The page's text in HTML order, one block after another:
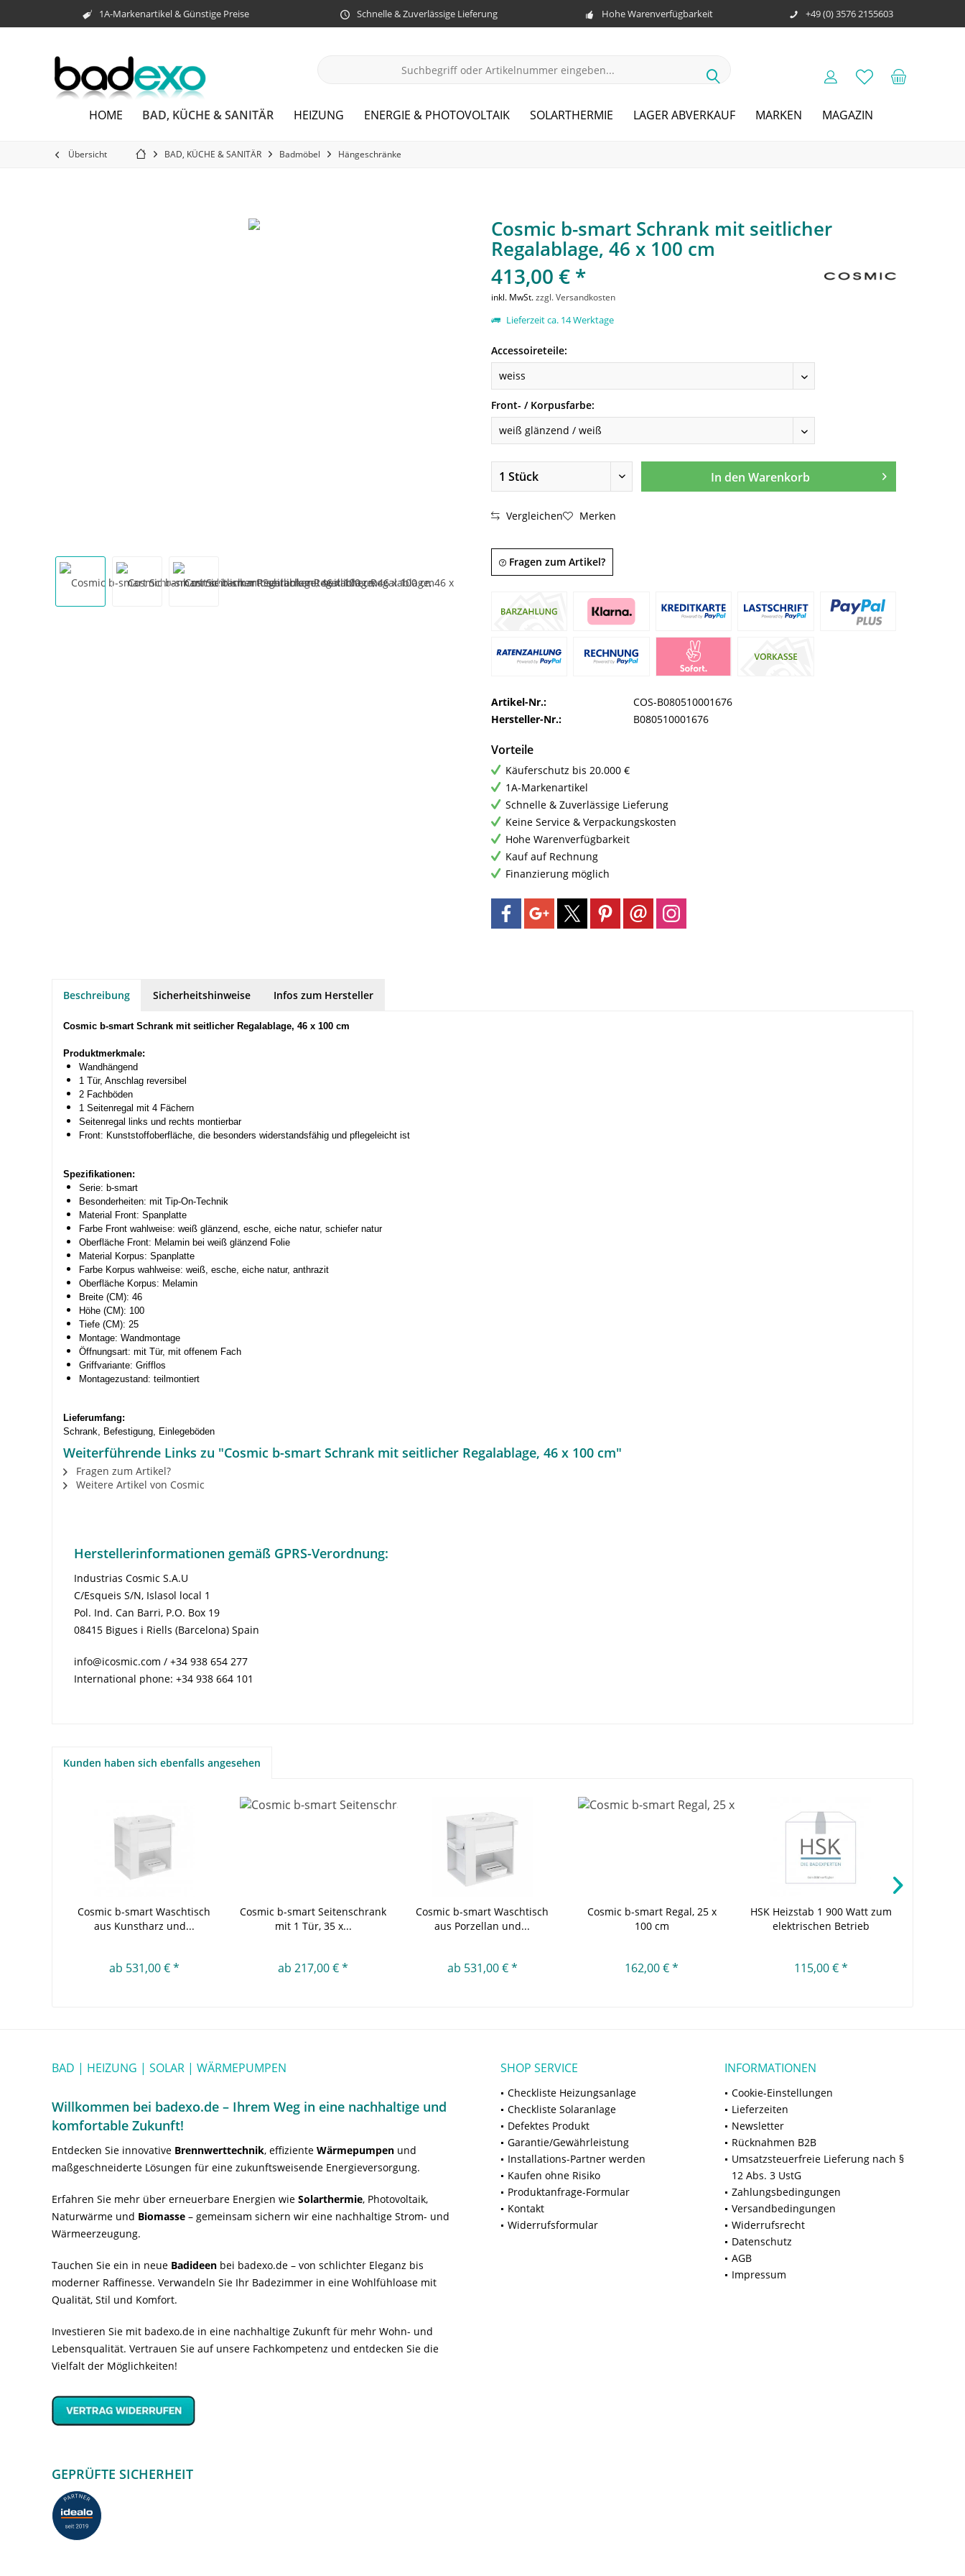
1A-Markenartikel & Günstige Preise Schnelle & Zuverlässige Lieferung Hohe Warenverfügbarkeit +49 (0) 3576 2155603
HOME BAD, KÜCHE & SANITÄR HEIZUNG ENERGIE & PHOTOVOLTAIK SOLARTHERMIE LAGER ABVERKAUF MARKEN MAGAZIN
Übersicht BAD, KÜCHE & SANITÄR Badmöbel Hängeschränke
Cosmic b-smart Schrank mit seitlicher
Regalablage, 46 x 100 cm
413,00 € *
inkl. MwSt.zzgl. Versandkosten
Lieferzeit ca. 14 Werktage
Accessoireteile:
Front- / Korpusfarbe:
In den Warenkorb
Vergleichen Merken
Fragen zum Artikel?
Artikel-Nr.:
COS-B080510001676
Hersteller-Nr.:
B080510001676
Vorteile
Käuferschutz bis 20.000 €
1A-Markenartikel
Schnelle & Zuverlässige Lieferung
Keine Service & Verpackungskosten
Hohe Warenverfügbarkeit
Kauf auf Rechnung
Finanzierung möglich
Beschreibung Sicherheitshinweise Infos zum Hersteller
Cosmic b-smart Schrank mit seitlicher Regalablage, 46 x 100 cm
Produktmerkmale:
Wandhängend
1 Tür, Anschlag reversibel
2 Fachböden
1 Seitenregal mit 4 Fächern
Seitenregal links und rechts montierbar
Front: Kunststoffoberfläche, die besonders widerstandsfähig und pflegeleicht ist
Spezifikationen:
Serie: b-smart
Besonderheiten: mit Tip-On-Technik
Material Front: Spanplatte
Farbe Front wahlweise: weiß glänzend, esche, eiche natur, schiefer natur
Oberfläche Front: Melamin bei weiß glänzend Folie
Material Korpus: Spanplatte
Farbe Korpus wahlweise: weiß, esche, eiche natur, anthrazit
Oberfläche Korpus: Melamin
Breite (CM): 46
Höhe (CM): 100
Tiefe (CM): 25
Montage: Wandmontage
Öffnungsart: mit Tür, mit offenem Fach
Griffvariante: Grifflos
Montagezustand: teilmontiert
Lieferumfang:
Schrank, Befestigung, Einlegeböden
Weiterführende Links zu "Cosmic b-smart Schrank mit seitlicher Regalablage, 46 x 100 cm"
Fragen zum Artikel?
Weitere Artikel von Cosmic
Herstellerinformationen gemäß GPRS-Verordnung:
Industrias Cosmic S.A.U
C/Esqueis S/N, Islasol local 1
Pol. Ind. Can Barri, P.O. Box 19
08415 Bigues i Riells (Barcelona) Spain
info@icosmic.com / +34 938 654 277
International phone: +34 938 664 101
Kunden haben sich ebenfalls angesehen
Cosmic b-smart Waschtisch
aus Kunstharz und...
ab 531,00 € *
Cosmic b-smart Seitenschrank
mit 1 Tür, 35 x...
ab 217,00 € *
Cosmic b-smart Waschtisch
aus Porzellan und...
ab 531,00 € *
Cosmic b-smart Regal, 25 x
100 cm
162,00 € *
HSK Heizstab 1 900 Watt zum
elektrischen Betrieb
115,00 € *
BAD | HEIZUNG | SOLAR | WÄRMEPUMPEN
Willkommen bei badexo.de – Ihrem Weg in eine nachhaltige und
komfortable Zukunft!
Entdecken Sie innovative Brennwerttechnik, effiziente Wärmepumpen und
maßgeschneiderte Lösungen für eine zukunftsweisende Energieversorgung.
Erfahren Sie mehr über erneuerbare Energien wie Solarthermie, Photovoltaik,
Naturwärme und Biomasse – gemeinsam sichern wir eine nachhaltige Strom- und
Wärmeerzeugung.
Tauchen Sie ein in neue Badideen bei badexo.de – von schlichter Eleganz bis
moderner Raffinesse. Verwandeln Sie Ihr Badezimmer in eine Wohlfühloase mit
Qualität, Stil und Komfort.
Investieren Sie mit badexo.de in eine nachhaltige Zukunft für mehr Wohn- und
Lebensqualität. Vertrauen Sie auf unsere Fachkompetenz und entdecken Sie die
Vielfalt der Möglichkeiten!
GEPRÜFTE SICHERHEIT
SHOP SERVICE
Checkliste Heizungsanlage
Checkliste Solaranlage
Defektes Produkt
Garantie/Gewährleistung
Installations-Partner werden
Kaufen ohne Risiko
Produktanfrage-Formular
Kontakt
Widerrufsformular
INFORMATIONEN
Cookie-Einstellungen
Lieferzeiten
Newsletter
Rücknahmen B2B
Umsatzsteuerfreie Lieferung nach §
12 Abs. 3 UstG
Zahlungsbedingungen
Versandbedingungen
Widerrufsrecht
Datenschutz
AGB
Impressum